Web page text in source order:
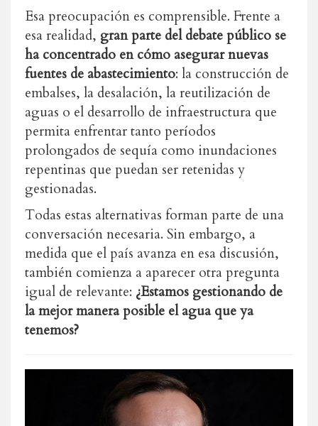
Esa preocupación es comprensible. Frente a
esa realidad, gran parte del debate público se
ha concentrado en cómo asegurar nuevas
fuentes de abastecimiento: la construcción de
embalses, la desalación, la reutilización de
aguas o el desarrollo de infraestructura que
permita enfrentar tanto períodos
prolongados de sequía como inundaciones
repentinas que puedan ser retenidas y
gestionadas.
Todas estas alternativas forman parte de una
conversación necesaria. Sin embargo, a
medida que el país avanza en esa discusión,
también comienza a aparecer otra pregunta
igual de relevante: ¿Estamos gestionando de
la mejor manera posible el agua que ya
tenemos?